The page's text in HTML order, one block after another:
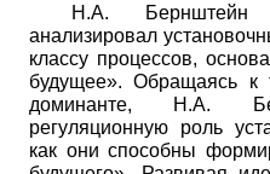
Н.А.
анализировал
классу процессов,
будущее». Обращаясь к
доминанте, Н.А.
регуляционную роль
как они способны